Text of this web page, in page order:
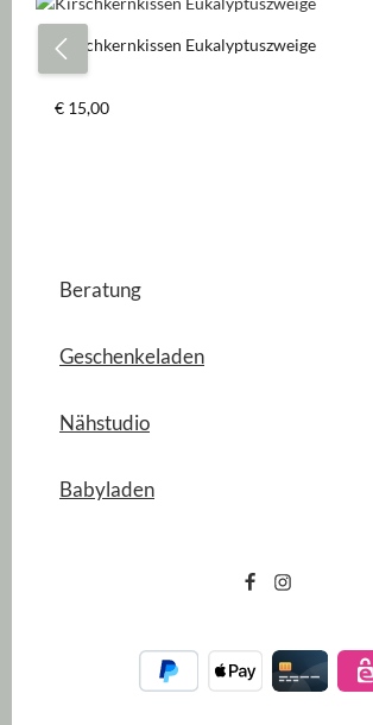
Kirschkernkissen Eukalyptuszweige
Regulärer Preis:
€ 15,00
Beratung
Geschenkeladen
Nähstudio
Babyladen